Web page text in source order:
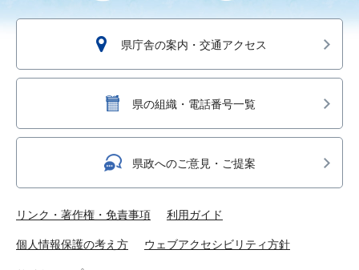
県庁舎の案内・交通アクセス
県の組織・電話番号一覧
県政へのご意見・ご提案
リンク・著作権・免責事項 利用ガイド
個人情報保護の考え方 ウェブアクセシビリティ方針